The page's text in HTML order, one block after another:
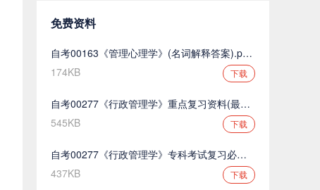
免费资料
自考00163《管理心理学》(名词解释答案).pdf.pdf
174KB
下载
自考00277《行政管理学》重点复习资料(最新整理).pdf.pdf
545KB
下载
自考00277《行政管理学》专科考试复习必备.pdf.pdf
437KB
下载